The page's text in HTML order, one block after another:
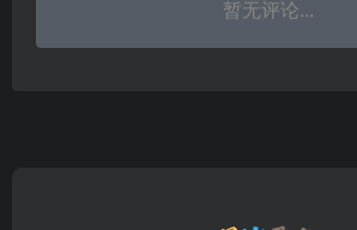
暂无评论...